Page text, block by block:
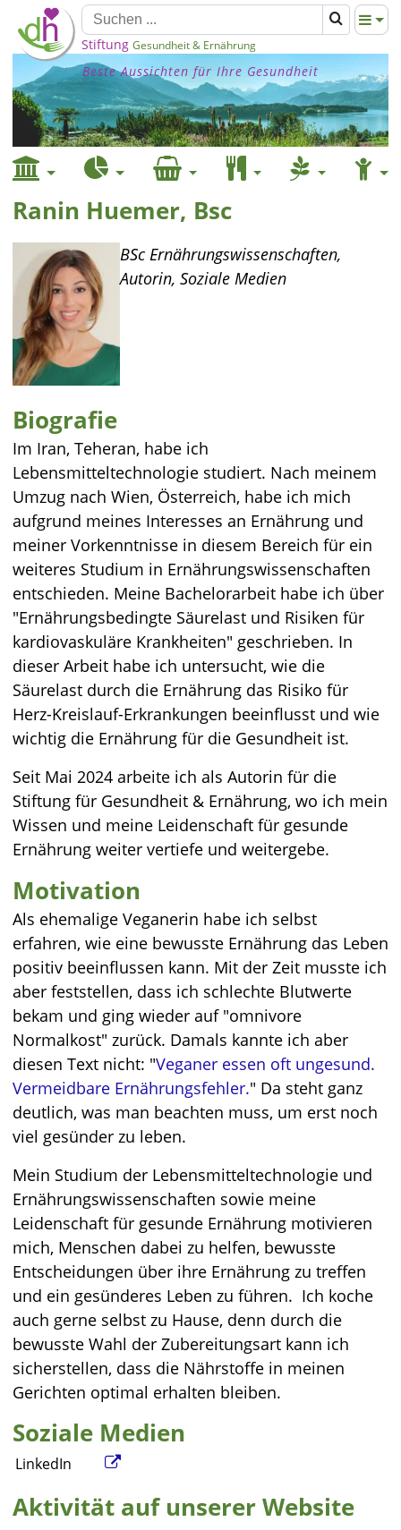
Stiftung Gesundheit & Ernährung
Beste Aussichten für Ihre Gesundheit
Ranin Huemer, Bsc
BSc Ernährungswissenschaften,
Autorin, Soziale Medien
Biografie
Im Iran, Teheran, habe ich
Lebensmitteltechnologie studiert. Nach meinem
Umzug nach Wien, Österreich, habe ich mich
aufgrund meines Interesses an Ernährung und
meiner Vorkenntnisse in diesem Bereich für ein
weiteres Studium in Ernährungswissenschaften
entschieden. Meine Bachelorarbeit habe ich über
"Ernährungsbedingte Säurelast und Risiken für
kardiovaskuläre Krankheiten" geschrieben. In
dieser Arbeit habe ich untersucht, wie die
Säurelast durch die Ernährung das Risiko für
Herz-Kreislauf-Erkrankungen beeinflusst und wie
wichtig die Ernährung für die Gesundheit ist.
Seit Mai 2024 arbeite ich als Autorin für die
Stiftung für Gesundheit & Ernährung, wo ich mein
Wissen und meine Leidenschaft für gesunde
Ernährung weiter vertiefe und weitergebe.
Motivation
Als ehemalige Veganerin habe ich selbst
erfahren, wie eine bewusste Ernährung das Leben
positiv beeinflussen kann. Mit der Zeit musste ich
aber feststellen, dass ich schlechte Blutwerte
bekam und ging wieder auf "omnivore
Normalkost" zurück. Damals kannte ich aber
diesen Text nicht: "Veganer essen oft ungesund.
Vermeidbare Ernährungsfehler." Da steht ganz
deutlich, was man beachten muss, um erst noch
viel gesünder zu leben.
Mein Studium der Lebensmitteltechnologie und
Ernährungswissenschaften sowie meine
Leidenschaft für gesunde Ernährung motivieren
mich, Menschen dabei zu helfen, bewusste
Entscheidungen über ihre Ernährung zu treffen
und ein gesünderes Leben zu führen. Ich koche
auch gerne selbst zu Hause, denn durch die
bewusste Wahl der Zubereitungsart kann ich
sicherstellen, dass die Nährstoffe in meinen
Gerichten optimal erhalten bleiben.
Soziale Medien
LinkedIn
Aktivität auf unserer Website